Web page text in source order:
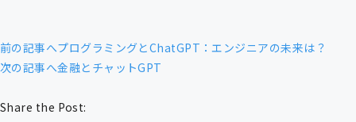
前の記事へプログラミングとChatGPT：エンジニアの未来は？
次の記事へ金融とチャットGPT
Share the Post: